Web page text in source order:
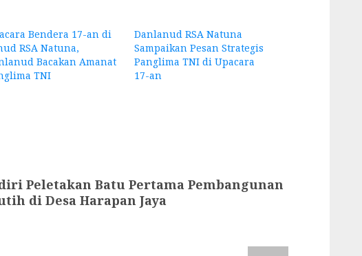
Bendera 17-an di
RSA Natuna,
Bacakan Amanat
TNI
Danlanud RSA Natuna
Sampaikan Pesan Strategis
Panglima TNI di Upacara
17-an
Peletakan Batu Pertama Pembangunan
di Desa Harapan Jaya